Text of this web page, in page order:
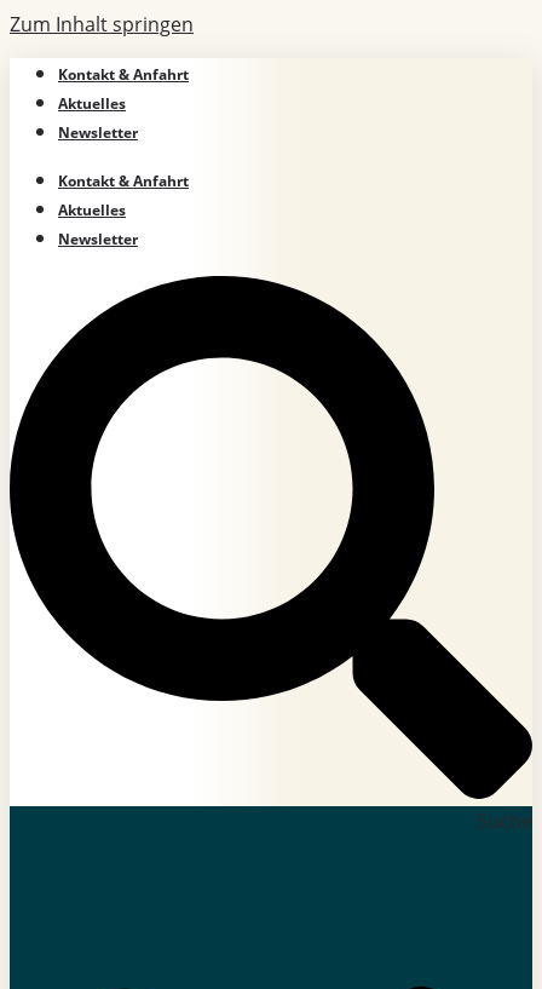
Zum Inhalt springen
Kontakt & Anfahrt
Aktuelles
Newsletter
Kontakt & Anfahrt
Aktuelles
Newsletter
Suche